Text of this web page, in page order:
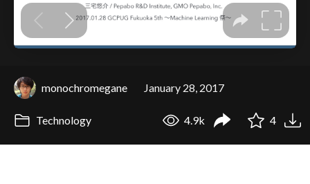
monochromegane January 28, 2017
Technology 4.9k 4